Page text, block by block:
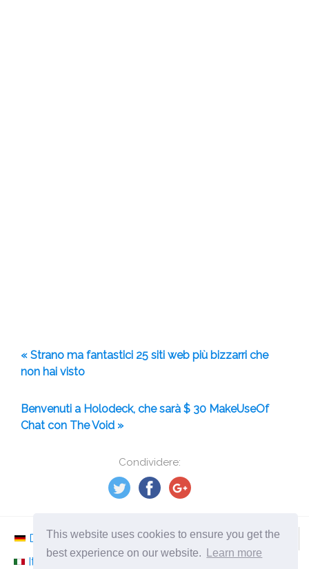
This website uses cookies to ensure you get the
best experience on our website.
Learn more
Condividere:
« Strano ma fantastici 25 siti web più bizzarri che
non hai visto
Benvenuti a Holodeck, che sarà $ 30 MakeUseOf
Chat con The Void »
Deutsch Nederlands Svenska
Norsk
Italiano
Español Românesc